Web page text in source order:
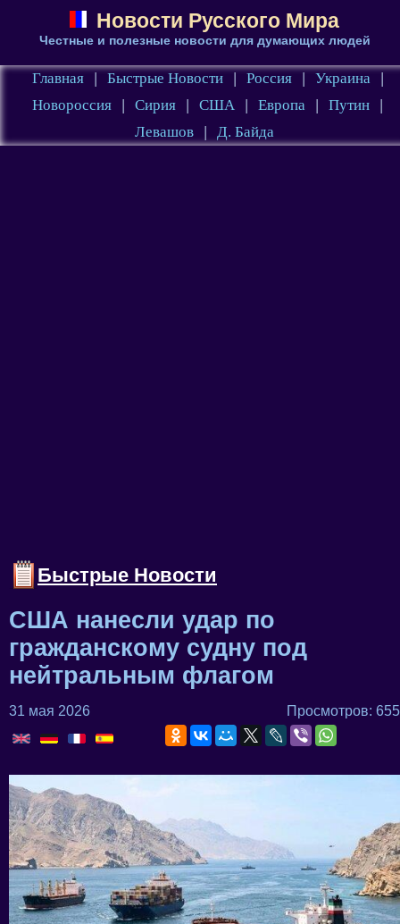
Новости Русского Мира
Честные и полезные новости для думающих людей
Главная | Быстрые Новости | Россия | Украина
|
Новороссия
| Сирия | США | Европа | Путин
|
Левашов
| Д. Байда
Быстрые Новости
США нанесли удар по
гражданскому судну под
нейтральным флагом
31 мая 2026 Просмотров: 655